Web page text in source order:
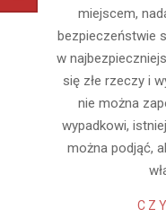
miejscem,
bezpieczeństwie
w
się złe rzeczy i
nie można
wypadkowi,
można podjąć,